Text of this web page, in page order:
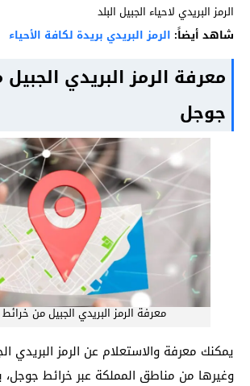
الرمز البريدي لاحياء الجبيل البلد
شاهد أيضاً: الرمز البريدي بريدة لكافة الأحياء
معرفة الرمز البريدي
جوجل
معرفة الرمز البريدي الجبيل من
يمكنك معرفة والاستعلام عن الرمز البريدي
وغيرها من مناطق المملكة عبر خرائط جوجل،